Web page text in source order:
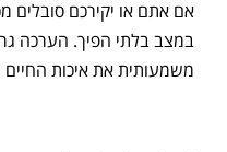
אם אתם או יקירכם
במצב בלתי הפיך. הערכה
משמעותית את איכות החיים